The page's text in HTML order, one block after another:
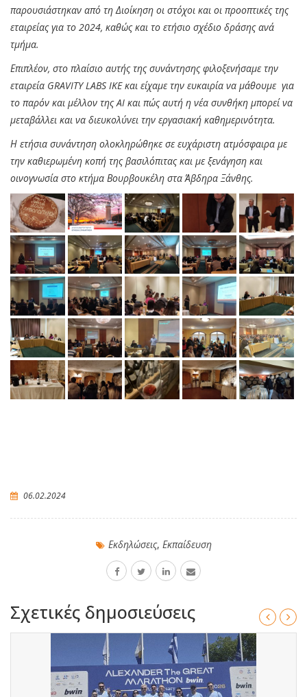
παρουσιάστηκαν από τη Διοίκηση οι στόχοι και οι προοπτικές της
εταιρείας για το 2024, καθώς και το ετήσιο σχέδιο δράσης ανά
τμήμα.
Επιπλέον, στο πλαίσιο αυτής της συνάντησης φιλοξενήσαμε την
εταιρεία GRAVITY LABS IKE και είχαμε την ευκαιρία να μάθουμε για
το παρόν και μέλλον της AI και πώς αυτή η νέα συνθήκη μπορεί να
μεταβάλλει και να διευκολύνει την εργασιακή καθημερινότητα.
Η ετήσια συνάντηση ολοκληρώθηκε σε ευχάριστη ατμόσφαιρα με
την καθιερωμένη κοπή της βασιλόπιτας και με ξενάγηση και
οινογνωσία στο κτήμα Βουρβουκέλη στα Άβδηρα Ξάνθης.
06.02.2024
Εκδηλώσεις, Εκπαίδευση
Σχετικές δημοσιεύσεις